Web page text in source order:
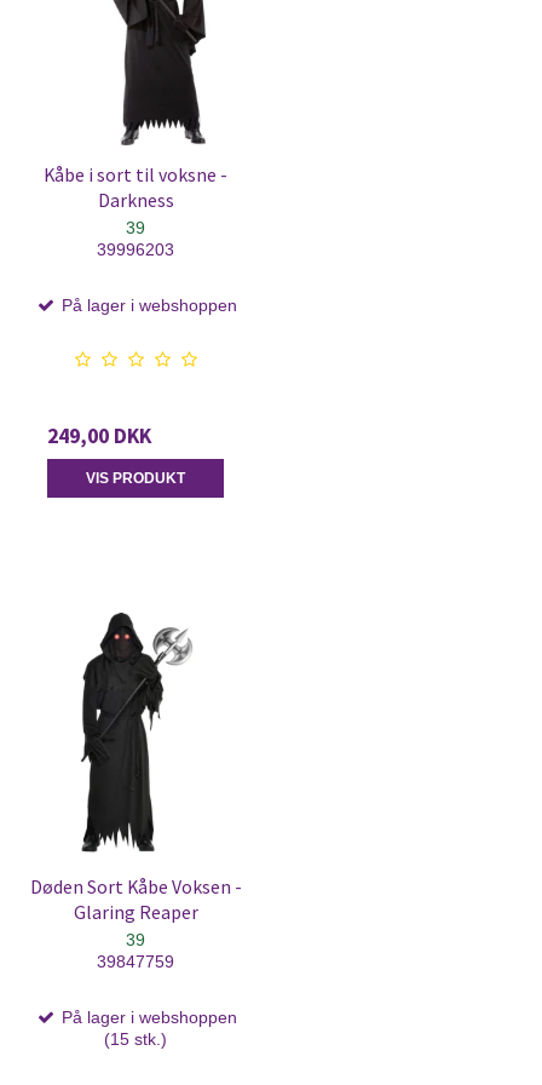
Kåbe i sort til voksne -
Darkness
39
39996203
På lager i webshoppen
249,00 DKK
VIS PRODUKT
Døden Sort Kåbe Voksen -
Glaring Reaper
39
39847759
På lager i webshoppen
(15 stk.)